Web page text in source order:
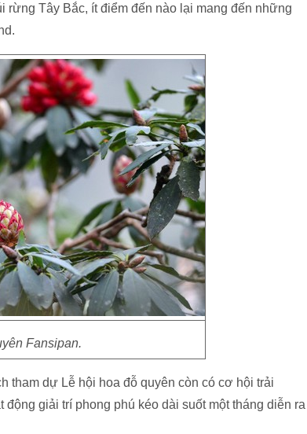
Tây Bắc, ít điểm đến nào lại mang đến những
Fansipan.
tham dự Lễ hội hoa đỗ quyên còn có cơ hội trải
giải trí phong phú kéo dài suốt một tháng diễn ra